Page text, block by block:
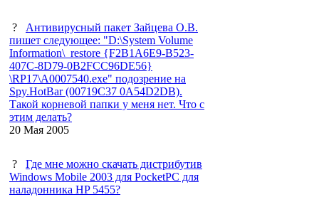
?
Антивирусный пакет Зайцева О.В.
пишет следующее: "D:\System Volume
Information\_restore {F2B1A6E9-B523-
407C-8D79-0B2FCC96DE56}
\RP17\A0007540.exe" подозрение на
Spy.HotBar (00719C37 0A54D2DB).
Такой корневой папки у меня нет. Что с
этим делать?
20 Мая 2005
?
Где мне можно скачать дистрибутив
Windows Mobile 2003 для PocketPC для
наладонника HP 5455?